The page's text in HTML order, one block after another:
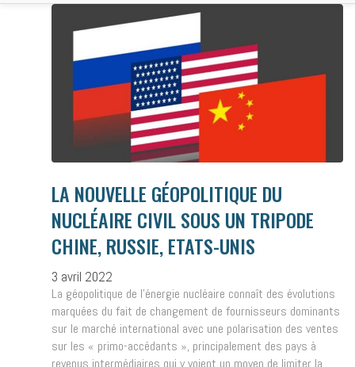
LA NOUVELLE GÉOPOLITIQUE DU
NUCLÉAIRE CIVIL SOUS UN TRIPODE
CHINE, RUSSIE, ETATS-UNIS
3 avril 2022
La géopolitique de l’énergie nucléaire connaît des évolutions
marquées du fait de changement de fournisseurs dominants
sur le marché international avec une polarisation des ventes
sur les « primo-accédants », principalement des pays à
revenus intermédiaires qui y voient un moyen de limiter la